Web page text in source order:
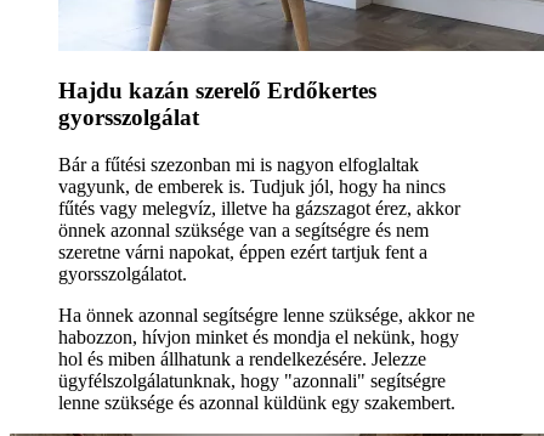
Hajdu kazán szerelő Erdőkertes
gyorsszolgálat
Bár a fűtési szezonban mi is nagyon elfoglaltak
vagyunk, de emberek is. Tudjuk jól, hogy ha nincs
fűtés vagy melegvíz, illetve ha gázszagot érez, akkor
önnek azonnal szüksége van a segítségre és nem
szeretne várni napokat, éppen ezért tartjuk fent a
gyorsszolgálatot.
Ha önnek azonnal segítségre lenne szüksége, akkor ne
habozzon, hívjon minket és mondja el nekünk, hogy
hol és miben állhatunk a rendelkezésére. Jelezze
ügyfélszolgálatunknak, hogy "azonnali" segítségre
lenne szüksége és azonnal küldünk egy szakembert.